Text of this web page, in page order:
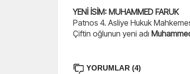
YENİ İSİM: MUHAMMED FARUK
Patnos 4. Asliye Hukuk
Çiftin oğlunun yeni adı
YORUMLAR (4)